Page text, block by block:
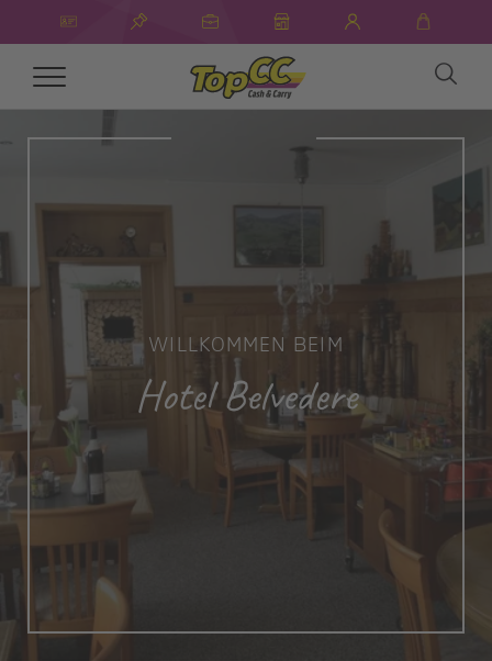
Toggle
WILLKOMMEN BEIM
Hotel Belvedere